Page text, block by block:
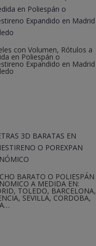
con Volumen, Rótulos a
en Poliespán o
Expandido en Madrid
BARATO O POLIESPÁN
A MEDIDA EN:
TOLEDO, BARCELONA,
SEVILLA, CORDOBA,